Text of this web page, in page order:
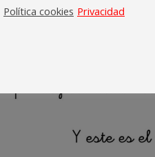
Política cookies Privacidad